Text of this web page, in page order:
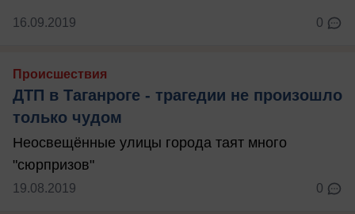
16.09.2019 0
Происшествия
ДТП в Таганроге - трагедии не произошло
только чудом
Неосвещённые улицы города таят много
"сюрпризов"
19.08.2019 0